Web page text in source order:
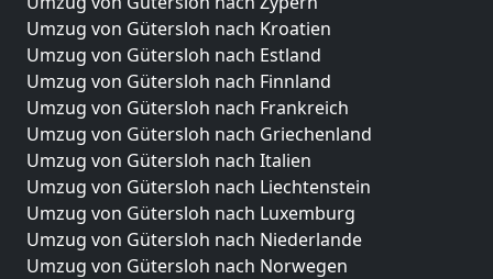
Umzug von Gütersloh nach Kroatien
Umzug von Gütersloh nach Estland
Umzug von Gütersloh nach Finnland
Umzug von Gütersloh nach Frankreich
Umzug von Gütersloh nach Griechenland
Umzug von Gütersloh nach Italien
Umzug von Gütersloh nach Liechtenstein
Umzug von Gütersloh nach Luxemburg
Umzug von Gütersloh nach Niederlande
Umzug von Gütersloh nach Norwegen